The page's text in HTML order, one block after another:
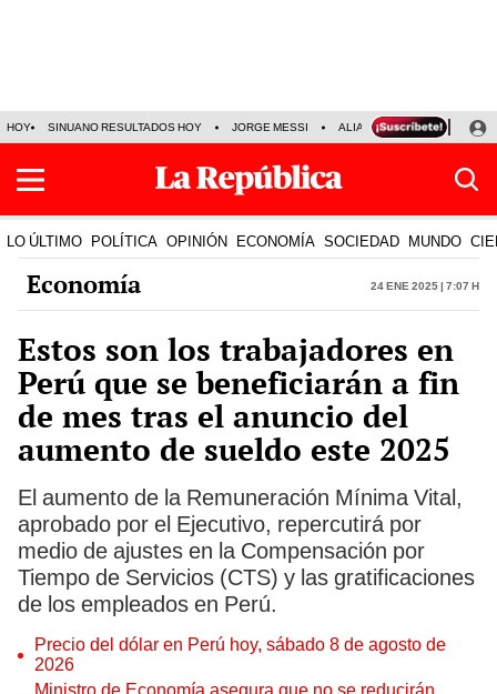
HOY SINUANO RESULTADOS HOY JORGE MESSI ALIANZA LIMA VS SPORT
LO ÚLTIMO POLÍTICA OPINIÓN ECONOMÍA SOCIEDAD MUNDO
Economía 24 Ene 2025 | 7:07 h
Estos son los trabajadores en
Perú que se beneficiarán a fin
de mes tras el anuncio del
aumento de sueldo este 2025
El aumento de la Remuneración Mínima Vital,
aprobado por el Ejecutivo, repercutirá por
medio de ajustes en la Compensación por
Tiempo de Servicios (CTS) y las gratificaciones
de los empleados en Perú.
Precio del dólar en Perú hoy, sábado 8 de agosto de
2026